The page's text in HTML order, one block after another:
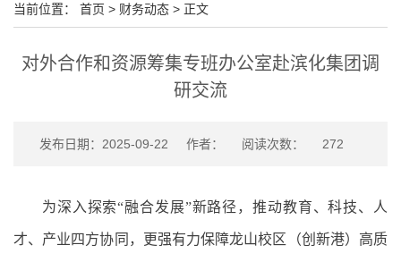
当前位置： 首页 > 财务动态 > 正文
对外合作和资源筹集专班办公室赴滨化集团调
研交流
发布日期：2025-09-22 作者： 阅读次数： 272
为深入探索“融合发展”新路径，推动教育、科技、人
才、产业四方协同，更强有力保障龙山校区（创新港）高质